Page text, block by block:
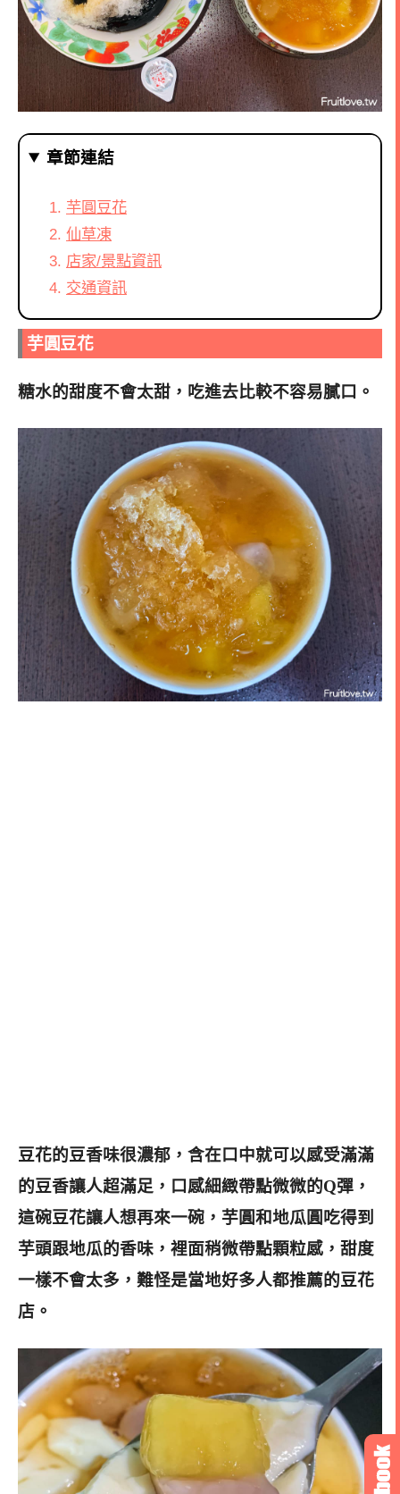
章節連結
芋圓豆花
仙草凍
店家/景點資訊
交通資訊
芋圓豆花
糖水的甜度不會太甜，吃進去比較不容易膩口 。
豆花的豆香味很濃郁，含在口中就可以感受滿滿
的豆香讓人超滿足，口感細緻帶點微微的Q彈，
這碗豆花讓人想再來一碗，芋圓和地瓜圓吃得到
芋頭跟地瓜的香味，裡面稍微帶點顆粒感，甜度
一樣不會太多，難怪是當地好多人都推薦的豆花
店。